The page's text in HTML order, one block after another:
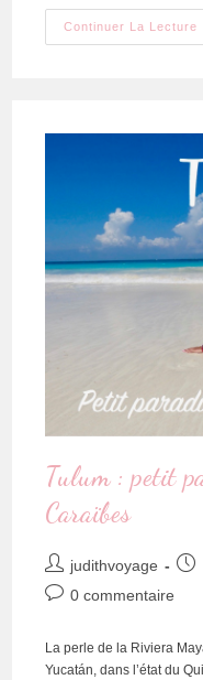
Continuer La Lecture
Tulum : petit
Caraïbes
judithvoyage
0 commentaire
La perle de la Riviera
Yucatán, dans l’état du